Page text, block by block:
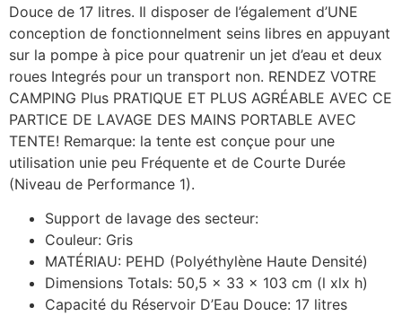
Douce de 17 litres. Il disposer de l’également d’UNE
conception de fonctionnelment seins libres en appuyant
sur la pompe à pice pour quatrenir un jet d’eau et deux
roues Integrés pour un transport non. RENDEZ VOTRE
CAMPING Plus PRATIQUE ET PLUS AGRÉABLE AVEC CE
PARTICE DE LAVAGE DES MAINS PORTABLE AVEC
TENTE! Remarque: la tente est conçue pour une
utilisation unie peu Fréquente et de Courte Durée
(Niveau de Performance 1).
Support de lavage des secteur:
Couleur: Gris
MATÉRIAU: PEHD (Polyéthylène Haute Densité)
Dimensions Totals: 50,5 x 33 x 103 cm (l xlx h)
Capacité du Réservoir D’Eau Douce: 17 litres